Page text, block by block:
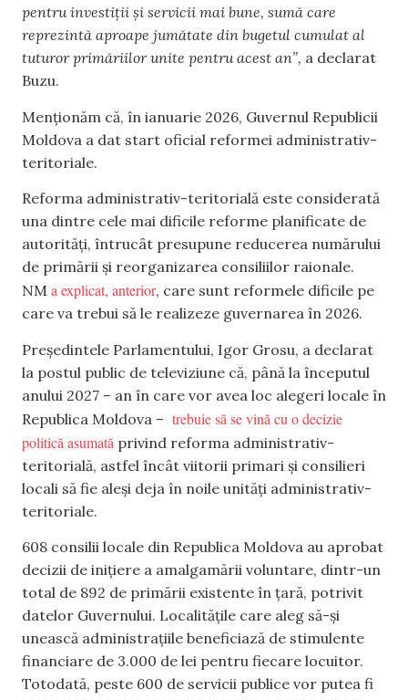
pentru investiții și servicii mai bune, sumă care
reprezintă aproape jumătate din bugetul cumulat al
tuturor primăriilor unite pentru acest an”, a declarat
Buzu.
Menționăm că, în ianuarie 2026, Guvernul Republicii
Moldova a dat start oficial reformei administrativ-
teritoriale.
Reforma administrativ-teritorială este considerată
una dintre cele mai dificile reforme planificate de
autorități, întrucât presupune reducerea numărului
de primării și reorganizarea consiliilor raionale.
NM a explicat, anterior, care sunt reformele dificile pe
care va trebui să le realizeze guvernarea în 2026.
Președintele Parlamentului, Igor Grosu, a declarat
la postul public de televiziune că, până la începutul
anului 2027 – an în care vor avea loc alegeri locale în
Republica Moldova – trebuie să se vină cu o decizie
politică asumată privind reforma administrativ-
teritorială, astfel încât viitorii primari și consilieri
locali să fie aleși deja în noile unități administrativ-
teritoriale.
608 consilii locale din Republica Moldova au aprobat
decizii de inițiere a amalgamării voluntare, dintr-un
total de 892 de primării existente în țară, potrivit
datelor Guvernului. Localitățile care aleg să-și
unească administrațiile beneficiază de stimulente
financiare de 3.000 de lei pentru fiecare locuitor.
Totodată, peste 600 de servicii publice vor putea fi